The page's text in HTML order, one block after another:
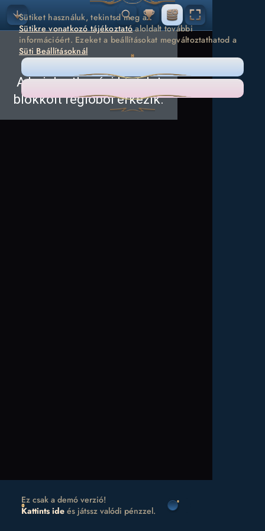
Ez csak a demó verzió!
Kattints ide és játssz valódi pénzzel.
Sütiket használuk, tekintsd meg a
Sütikre vonatkozó tájékoztatóaloldalt további
információért. Ezeket a beállításokat megváltoztathatod a
Süti Beállításoknál